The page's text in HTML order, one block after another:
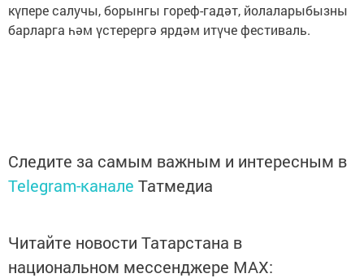
күпере салучы, борынгы гореф-гадәт, йолаларыбызны
барларга һәм үстерергә ярдәм итүче фестиваль.
Следите за самым важным и интересным в
Telegram-канале Татмедиа
Читайте новости Татарстана в
национальном мессенджере MАХ: